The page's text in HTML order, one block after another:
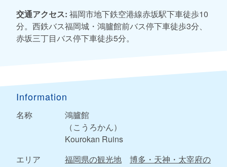
交通アクセス: 福岡市地下鉄空港線赤坂駅下車徒歩10
分。西鉄バス福岡城・鴻臚館前バス停下車徒歩3分、
赤坂三丁目バス停下車徒歩5分。
Information
名称
鴻臚館
（こうろかん）
Kourokan Ruins
エリア
福岡県の観光地
博多・天神・太宰府の